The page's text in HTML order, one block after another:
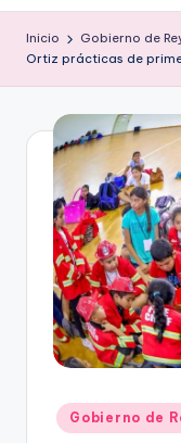
e
g
a
o
p
Inicio Gobierno de
Ortiz prácticas de
Publicado
en
Gobierno de